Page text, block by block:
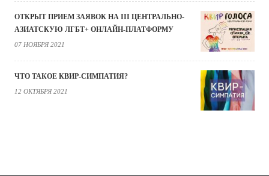
ОТКРЫТ ПРИЕМ ЗАЯВОК НА III ЦЕНТРАЛЬНО-
АЗИАТСКУЮ ЛГБТ+ ОНЛАЙН-ПЛАТФОРМУ
07 НОЯБРЯ 2021
ЧТО ТАКОЕ КВИР-СИМПАТИЯ?
12 ОКТЯБРЯ 2021